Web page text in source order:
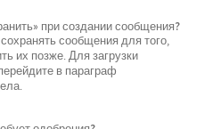
при создании сообщения?
сообщения для того,
их позже. Для загрузки
в параграф